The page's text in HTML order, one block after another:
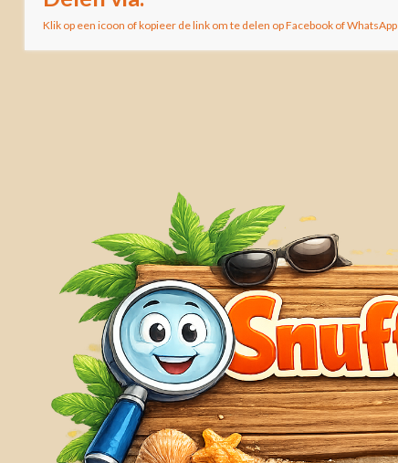
Klik op een icoon of kopieer de link om te delen op Facebook of WhatsApp